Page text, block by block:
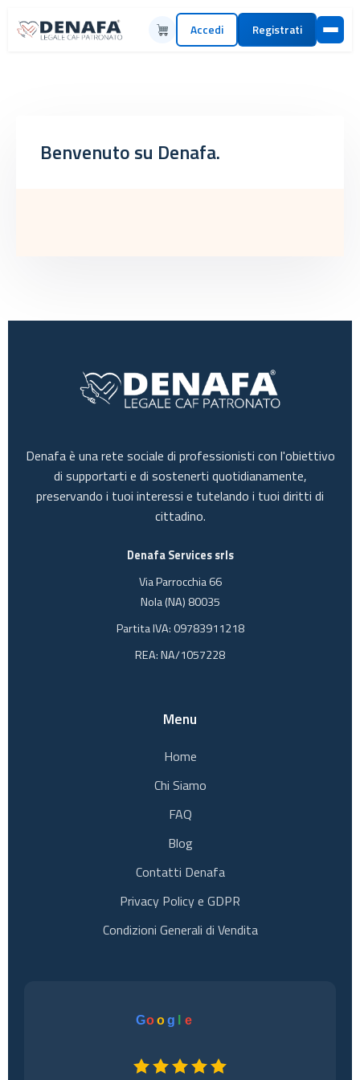
Accedi Registrati
Benvenuto su Denafa.
Denafa è una rete sociale di professionisti con l'obiettivo
di supportarti e di sostenerti quotidianamente,
preservando i tuoi interessi e tutelando i tuoi diritti di
cittadino.
Denafa Services srls
Via Parrocchia 66
Nola (NA) 80035
Partita IVA: 09783911218
REA: NA/1057228
Menu
Home
Chi Siamo
FAQ
Blog
Contatti Denafa
Privacy Policy e GDPR
Condizioni Generali di Vendita
Goog e